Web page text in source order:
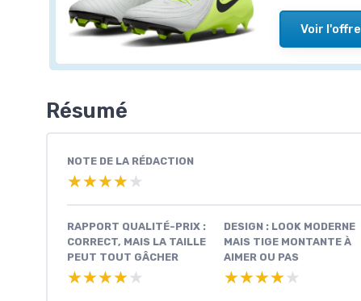
Voir l'offre
Résumé
NOTE DE LA RÉDACTION
★★★★★
★★★★★
RAPPORT QUALITÉ-PRIX :
CORRECT, MAIS LA TAILLE
PEUT TOUT GÂCHER
★★★★★
★★★★★
DESIGN : LOOK MODERNE
MAIS TIGE MONTANTE À
AIMER OU PAS
★★★★★
★★★★★